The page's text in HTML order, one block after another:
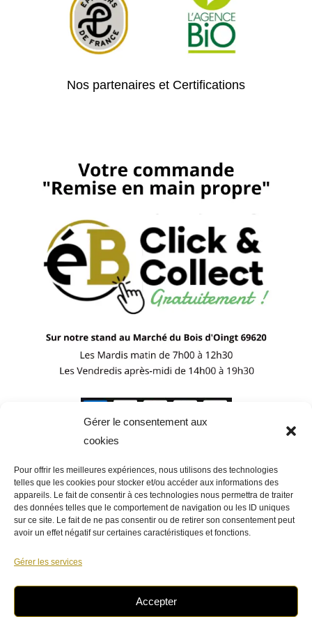
Gérer le consentement aux
cookies
Pour offrir les meilleures expériences, nous utilisons des technologies
telles que les cookies pour stocker et/ou accéder aux informations des
appareils. Le fait de consentir à ces technologies nous permettra de traiter
des données telles que le comportement de navigation ou les ID uniques
sur ce site. Le fait de ne pas consentir ou de retirer son consentement peut
avoir un effet négatif sur certaines caractéristiques et fonctions.
Gérer les services
Accepter
Nos partenaires et Certifications